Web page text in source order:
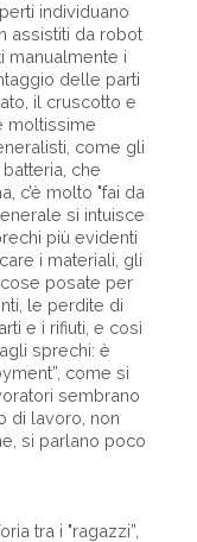
individuano
assistiti da robot
manualmente i
delle parti
il cruscotto e
moltissime
come gli
che
c’è molto "fai da
si intuisce
più evidenti
i materiali, gli
posate per
le perdite di
e i rifiuti, e così
sprechi: è
come si
sembrano
di lavoro, non
si parlano poco
tra i "ragazzi”,